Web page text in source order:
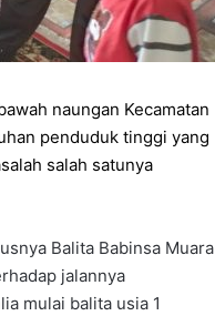
naungan Kecamatan
penduduk tinggi yang
salah satunya
Balita Babinsa Muara
jalannya
mulai balita usia 1